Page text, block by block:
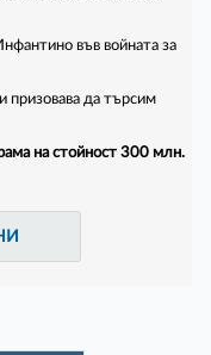
във войната за
призовава да търсим
на стойност 300 млн.